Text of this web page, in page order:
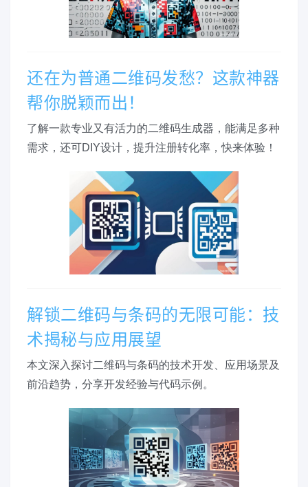
还在为普通二维码发愁？这款神器
帮你脱颖而出！
了解一款专业又有活力的二维码生成器，能满足多种
需求，还可DIY设计，提升注册转化率，快来体验！
解锁二维码与条码的无限可能：技
术揭秘与应用展望
本文深入探讨二维码与条码的技术开发、应用场景及
前沿趋势，分享开发经验与代码示例。